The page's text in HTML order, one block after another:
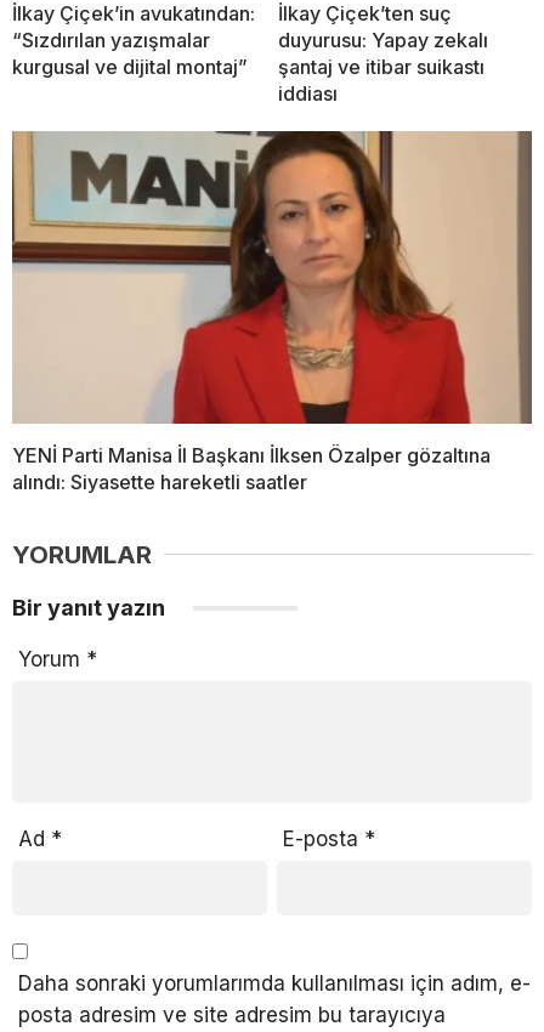
İlkay Çiçek’in avukatından:
“Sızdırılan yazışmalar
kurgusal ve dijital montaj”
İlkay Çiçek’ten suç
duyurusu: Yapay zekalı
şantaj ve itibar suikastı
iddiası
YENİ Parti Manisa İl Başkanı İlksen Özalper gözaltına
alındı: Siyasette hareketli saatler
YORUMLAR
Bir yanıt yazın
Yorum *
Ad * E-posta *
Daha sonraki yorumlarımda kullanılması için adım, e-
posta adresim ve site adresim bu tarayıcıya